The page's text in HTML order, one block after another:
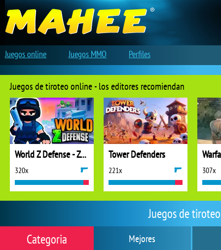
Juegos de
Mejores
Categoria
Juegos de tiroteo online - los editores recomiendan
World Z Defense - Zombie Defense
320x
Tower Defenders
221x 307x
Juegos online Juegos MMO Perfiles